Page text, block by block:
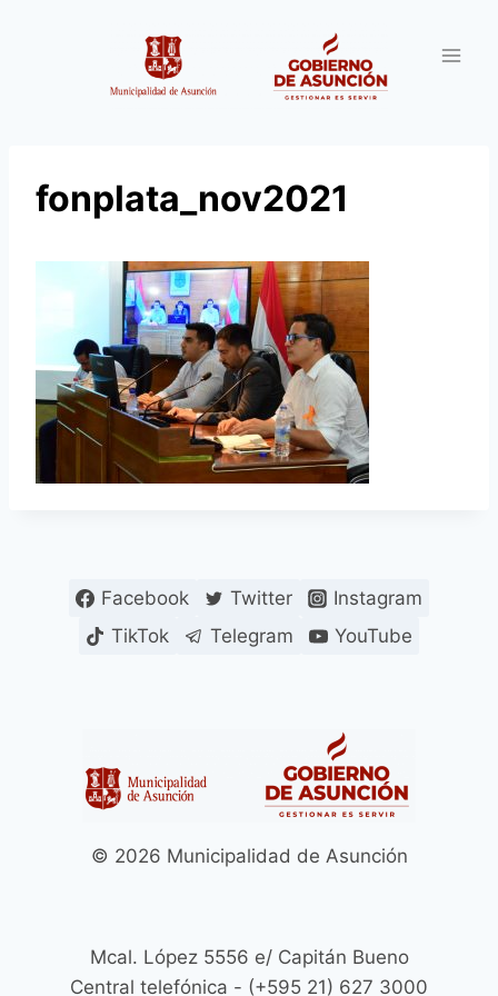
fonplata_nov2021
Facebook Twitter
Instagram
TikTok
Telegram YouTube
© 2026 Municipalidad de Asunción
Mcal. López 5556 e/ Capitán Bueno
Central telefónica - (+595 21) 627 3000